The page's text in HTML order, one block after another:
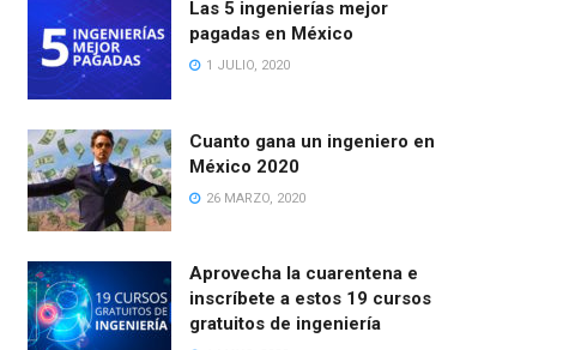
Las 5 ingenierías mejor
pagadas en México
1 JULIO, 2020
Cuanto gana un ingeniero en
México 2020
26 MARZO, 2020
Aprovecha la cuarentena e
inscríbete a estos 19 cursos
gratuitos de ingeniería